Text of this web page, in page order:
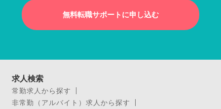
無料転職サポートに申し込む
求人検索
常勤求人から探す
非常勤（アルバイト）求人から探す